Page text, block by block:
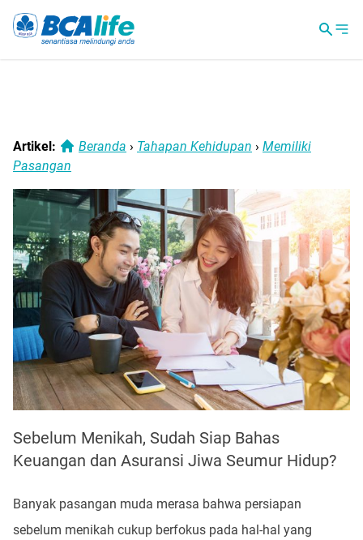
Artikel: Beranda › Tahapan Kehidupan › Memiliki
Pasangan
Sebelum Menikah, Sudah Siap Bahas
Keuangan dan Asuransi Jiwa Seumur Hidup?
Banyak pasangan muda merasa bahwa persiapan
sebelum menikah cukup berfokus pada hal-hal yang